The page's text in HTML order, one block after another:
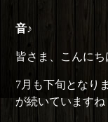
音♪
皆さま、こんにち
7月も下旬となり
が続いていますね